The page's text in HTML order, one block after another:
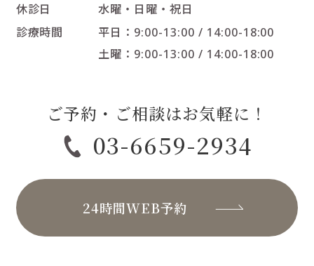
休診日
水曜・日曜・祝日
診療時間
平日：9:00-13:00 / 14:00-18:00
土曜：9:00-13:00 / 14:00-18:00
ご予約・ご相談はお気軽に！
03-6659-2934
24時間WEB予約